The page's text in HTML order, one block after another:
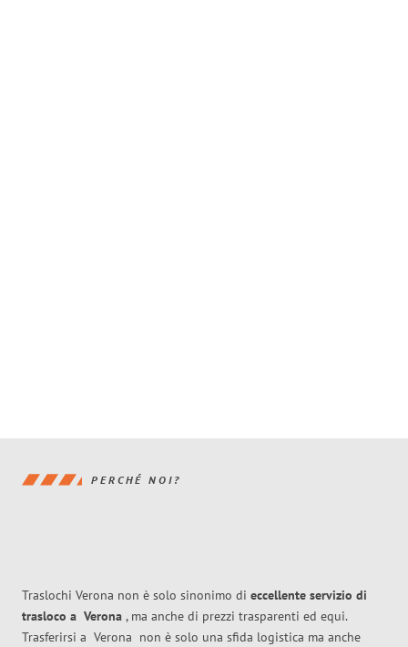
PERCHÉ NOI?
Traslochi Verona non è solo sinonimo di eccellente servizio di
trasloco a Verona , ma anche di prezzi trasparenti ed equi.
Trasferirsi a Verona non è solo una sfida logistica ma anche